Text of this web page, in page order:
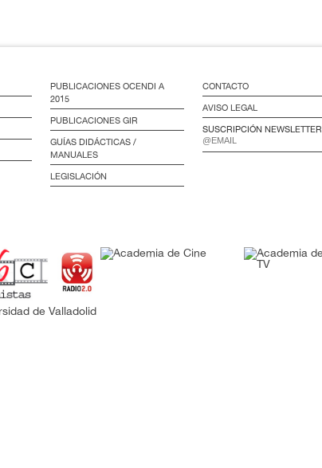
PUBLICACIONES OCENDI A
2015
PUBLICACIONES GIR
GUÍAS DIDÁCTICAS /
MANUALES
LEGISLACIÓN
CONTACTO
AVISO LEGAL
SUSCRIPCIÓN NEWSLETTER